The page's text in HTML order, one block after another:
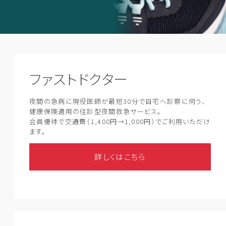
ファストドクター
夜間の急病に現役医師が最短30分で自宅へ診察に伺う、
健康保険適用の往診型夜間救急サービス。
会員優待で交通費（1,400円→1,000円）でご利用いただけ
ます。
詳しくはこちら